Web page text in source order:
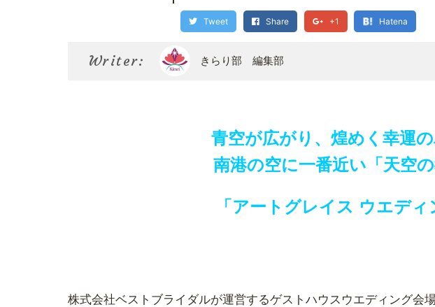
Tweet Share +1 Hatena
Writer: きらり部 編集部
青空が広がり、煌めく幸運
南港の空に一番近い「天空
「アートグレイス ウエディ
株式会社ベストブライダルが運営するゲストハウスウエディング会